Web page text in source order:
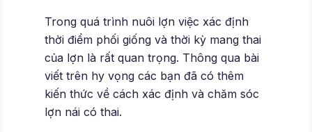
Trong quá trình nuôi lợn việc xác định
thời điểm phối giống và thời kỳ mang thai
của lợn là rất quan trọng. Thông qua bài
viết trên hy vọng các bạn đã có thêm
kiến thức về cách xác định và chăm sóc
lợn nái có thai.